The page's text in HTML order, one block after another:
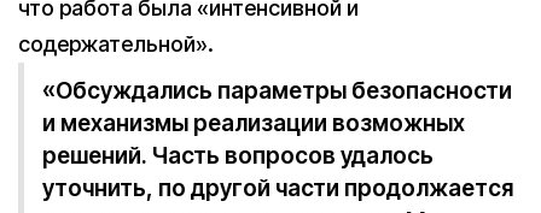
что работа была «интенсивной и
содержательной».
«Обсуждались параметры безопасности
и механизмы реализации возможных
решений. Часть вопросов удалось
уточнить, по другой части продолжается